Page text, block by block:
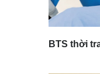
BTS thời